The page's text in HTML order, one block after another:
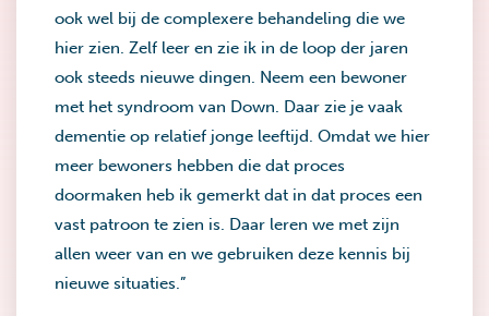
ook wel bij de complexere behandeling die we
hier zien. Zelf leer en zie ik in de loop der jaren
ook steeds nieuwe dingen. Neem een bewoner
met het syndroom van Down. Daar zie je vaak
dementie op relatief jonge leeftijd. Omdat we hier
meer bewoners hebben die dat proces
doormaken heb ik gemerkt dat in dat proces een
vast patroon te zien is. Daar leren we met zijn
allen weer van en we gebruiken deze kennis bij
nieuwe situaties.”